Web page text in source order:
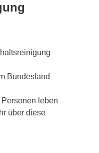
Bundesland
leben
über diese